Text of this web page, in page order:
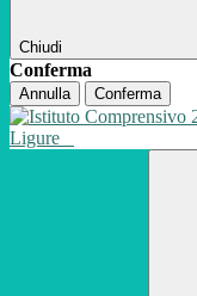
Chiudi
Conferma
Annulla Conferma
Ligure